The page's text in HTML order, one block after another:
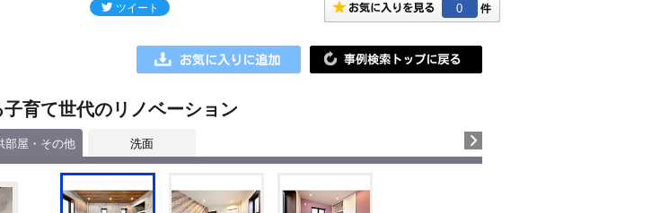
0
育て世代のリノベーション
部屋・その他 洗面